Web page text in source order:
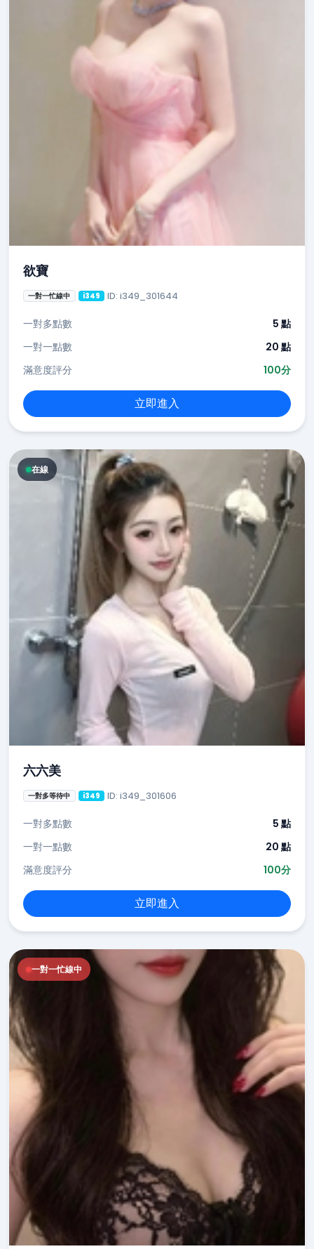
欲寶
一對一忙線中 i349 ID: i349_301644
一對多點數
5 點
一對一點數
20 點
滿意度評分
100分
立即進入
在線
六六美
一對多等待中 i349 ID: i349_301606
一對多點數
5 點
一對一點數
20 點
滿意度評分
100分
立即進入
一對一忙線中